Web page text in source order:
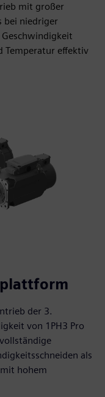
mit großer
bei niedriger
Temperatur effektiv
der 3.
von 1PH3 Pro
als
hohem